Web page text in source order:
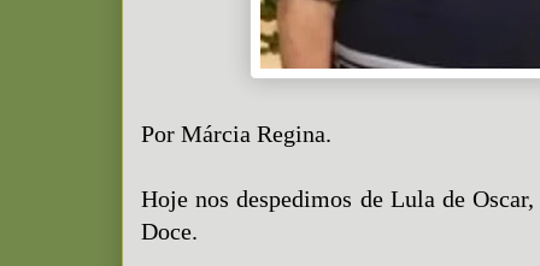
Por Márcia Regina.
Hoje nos despedimos de Lula de
Doce.